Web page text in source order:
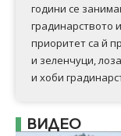
години се
градинарството
приоритет са й
и зеленчуци,
и хоби
ВИДЕО